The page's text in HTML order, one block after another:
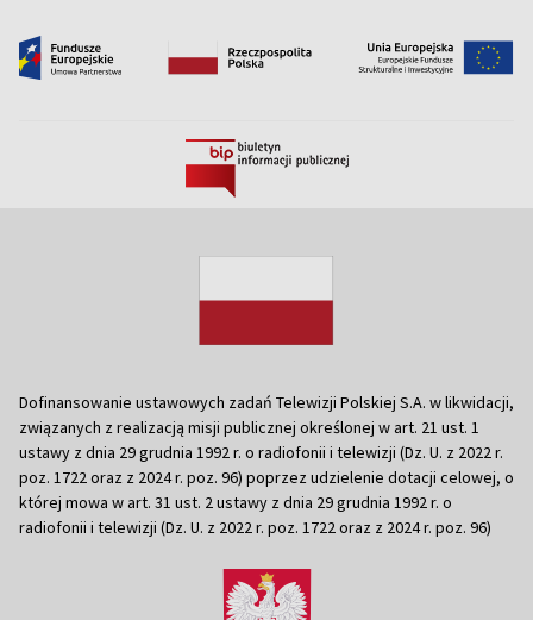
Dofinansowanie ustawowych zadań Telewizji Polskiej S.A. w likwidacji,
związanych z realizacją misji publicznej określonej w art. 21 ust. 1
ustawy z dnia 29 grudnia 1992 r. o radiofonii i telewizji (Dz. U. z 2022 r.
poz. 1722 oraz z 2024 r. poz. 96) poprzez udzielenie dotacji celowej, o
której mowa w art. 31 ust. 2 ustawy z dnia 29 grudnia 1992 r. o
radiofonii i telewizji (Dz. U. z 2022 r. poz. 1722 oraz z 2024 r. poz. 96)